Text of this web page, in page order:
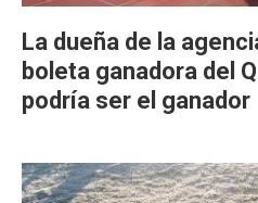
La dueña de la
boleta ganadora del
podría ser el ganador